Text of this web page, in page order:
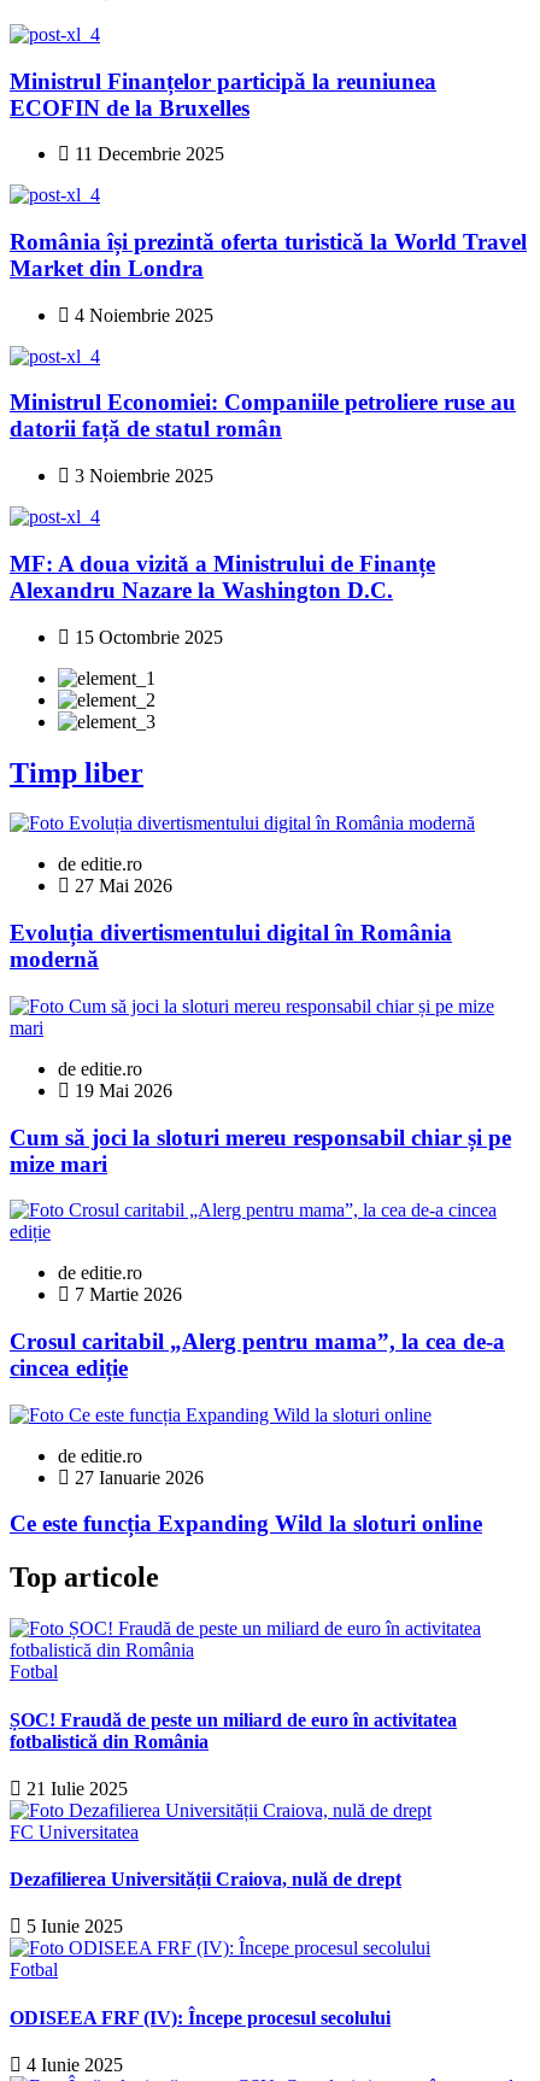
Ministrul Finanțelor participă la reuniunea
ECOFIN de la Bruxelles
11 Decembrie 2025
România își prezintă oferta turistică la World Travel
Market din Londra
4 Noiembrie 2025
Ministrul Economiei: Companiile petroliere ruse au
datorii față de statul român
3 Noiembrie 2025
MF: A doua vizitǎ a Ministrului de Finanțe
Alexandru Nazare la Washington D.C.
15 Octombrie 2025
Timp liber
de editie.ro
27 Mai 2026
Evoluția divertismentului digital în România
modernă
de editie.ro
19 Mai 2026
Cum să joci la sloturi mereu responsabil chiar și pe
mize mari
de editie.ro
7 Martie 2026
Crosul caritabil „Alerg pentru mama”, la cea de-a
cincea ediție
de editie.ro
27 Ianuarie 2026
Ce este funcția Expanding Wild la sloturi online
Top articole
Fotbal
ȘOC! Fraudă de peste un miliard de euro în activitatea
fotbalistică din România
21 Iulie 2025
FC Universitatea
Dezafilierea Universității Craiova, nulă de drept
5 Iunie 2025
Fotbal
ODISEEA FRF (IV): Începe procesul secolului
4 Iunie 2025